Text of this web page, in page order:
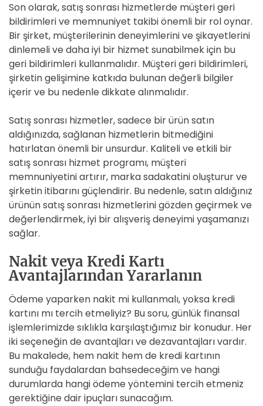
Son olarak, satış sonrası hizmetlerde müşteri geri
bildirimleri ve memnuniyet takibi önemli bir rol oynar.
Bir şirket, müşterilerinin deneyimlerini ve şikayetlerini
dinlemeli ve daha iyi bir hizmet sunabilmek için bu
geri bildirimleri kullanmalıdır. Müşteri geri bildirimleri,
şirketin gelişimine katkıda bulunan değerli bilgiler
içerir ve bu nedenle dikkate alınmalıdır.
Satış sonrası hizmetler, sadece bir ürün satın
aldığınızda, sağlanan hizmetlerin bitmediğini
hatırlatan önemli bir unsurdur. Kaliteli ve etkili bir
satış sonrası hizmet programı, müşteri
memnuniyetini artırır, marka sadakatini oluşturur ve
şirketin itibarını güçlendirir. Bu nedenle, satın aldığınız
ürünün satış sonrası hizmetlerini gözden geçirmek ve
değerlendirmek, iyi bir alışveriş deneyimi yaşamanızı
sağlar.
Nakit veya Kredi Kartı
Avantajlarından Yararlanın
Ödeme yaparken nakit mi kullanmalı, yoksa kredi
kartını mı tercih etmeliyiz? Bu soru, günlük finansal
işlemlerimizde sıklıkla karşılaştığımız bir konudur. Her
iki seçeneğin de avantajları ve dezavantajları vardır.
Bu makalede, hem nakit hem de kredi kartının
sunduğu faydalardan bahsedeceğim ve hangi
durumlarda hangi ödeme yöntemini tercih etmeniz
gerektiğine dair ipuçları sunacağım.